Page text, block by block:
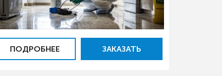
ПОДРОБНЕЕ ЗАКАЗАТЬ